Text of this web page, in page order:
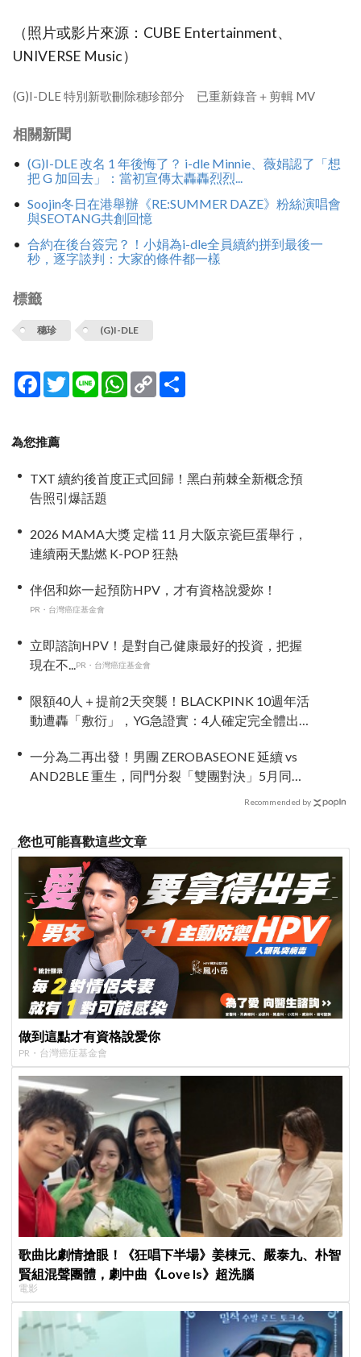
（照片或影片來源：CUBE Entertainment、
UNIVERSE Music）
(G)I-DLE 特別新歌刪除穗珍部分 已重新錄音＋剪輯 MV
相關新聞
(G)I-DLE 改名 1 年後悔了？ i-dle Minnie、薇娟認了「想
把 G 加回去」：當初宣傳太轟轟烈烈...
Soojin冬日在港舉辦《RE:SUMMER DAZE》粉絲演唱會
與SEOTANG共創回憶
合約在後台簽完？！小娟為i-dle全員續約拼到最後一
秒，逐字談判：大家的條件都一樣
標籤
穗珍 (G)I-DLE
Facebook
TwitterLine WhatsApp
Copy
Link
為您推薦
TXT 續約後首度正式回歸！黑白荊棘全新概念預
告照引爆話題
2026 MAMA大獎 定檔 11 月大阪京瓷巨蛋舉行，
連續兩天點燃 K-POP 狂熱
伴侶和妳一起預防HPV，才有資格說愛妳！
PR・台灣癌症基金會
立即諮詢HPV！是對自己健康最好的投資，把握
現在不...PR・台灣癌症基金會
限額40人＋提前2天突襲！BLACKPINK 10週年活
動遭轟「敷衍」，YG急證實：4人確定完全體出
一分為二再出發！男團 ZEROBASEONE 延續 vs
AND2BLE 重生，同門分裂「雙團對決」5月同時
Recommended by
您也可能喜歡這些文章
做到這點才有資格說愛你
PR・台灣癌症基金會
歌曲比劇情搶眼！《狂唱下半場》姜棟元、嚴泰九、朴智
賢組混聲團體，劇中曲《Love Is》超洗腦
電影